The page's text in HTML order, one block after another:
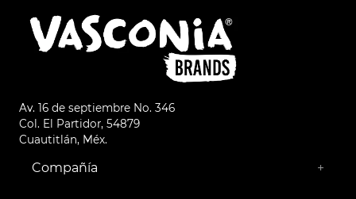
Av. 16 de septiembre No. 346
Col. El Partidor, 54879
Cuautitlán, Méx.
Compañía +